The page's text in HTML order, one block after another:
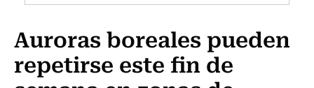
Programas Radio y TV Usach
Auroras boreales pueden
repetirse este fin de